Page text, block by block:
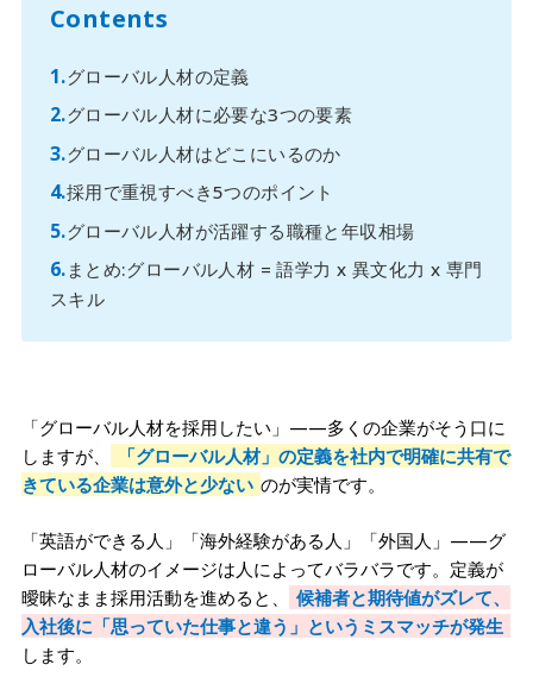
Contents
グローバル人材の定義
グローバル人材に必要な3つの要素
グローバル人材はどこにいるのか
採用で重視すべき5つのポイント
グローバル人材が活躍する職種と年収相場
まとめ:グローバル人材 = 語学力 x 異文化力 x 専門
スキル
「グローバル人材を採用したい」——多くの企業がそう口に
しますが、
「グローバル人材」の定義を社内で明確に共有で
きている企業は意外と少ない のが実情です。
「英語ができる人」「海外経験がある人」「外国人」——グ
ローバル人材のイメージは人によってバラバラです。定義が
曖昧なまま採用活動を進めると、
候補者と期待値がズレて、
入社後に「思っていた仕事と違う」というミスマッチが発生
します。